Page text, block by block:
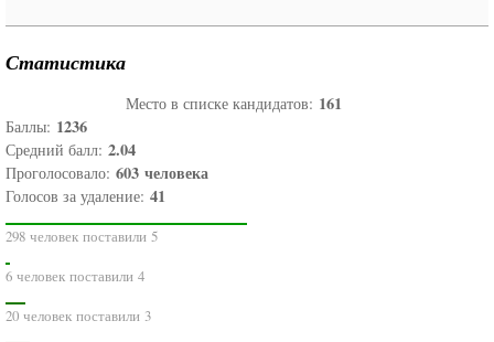
Статистика
Место в списке кандидатов: 161
Баллы: 1236
Средний балл: 2.04
Проголосовало: 603 человека
Голосов за удаление: 41
298 человек поставили 5
6 человек поставили 4
20 человек поставили 3